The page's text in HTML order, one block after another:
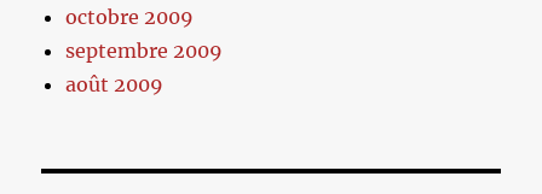
octobre 2009
septembre 2009
août 2009